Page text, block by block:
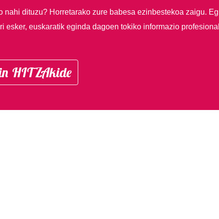
nahi dituzu? Horretarako zure babesa ezinbestekoa zaigu.
esker, euskaratik eginda dagoen tokiko informazio
HITZAkide